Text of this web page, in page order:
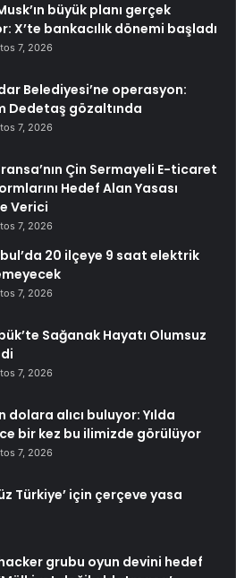
büyük planı gerçek
X’te bankacılık dönemi başladı
7, 2026
Belediyesi’ne operasyon:
Dedetaş gözaltında
7, 2026
Çin Sermayeli E-ticaret
Hedef Alan Yasası
Verici
7, 2026
20 ilçeye 9 saat elektrik
7, 2026
Sağanak Hayatı Olumsuz
7, 2026
dolara alıcı buluyor: Yılda
bir kez bu ilimizde görülüyor
7, 2026
Türkiye’ için çerçeve yasa
grubu oyun devini hedef